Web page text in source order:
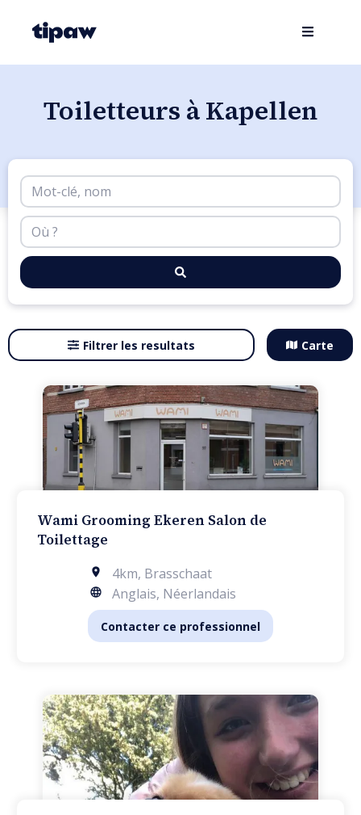
Toiletteurs à Kapellen
Filtrer les resultats Carte
Wami Grooming Ekeren Salon de
Toilettage
4km, Brasschaat
Anglais, Néerlandais
Contacter ce professionnel